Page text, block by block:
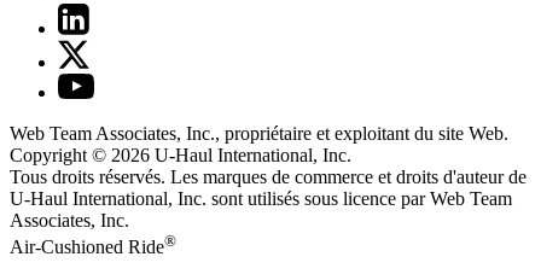
Web Team Associates, Inc., propriétaire et exploitant du site Web.
Copyright © 2026 U-Haul International, Inc.
Tous droits réservés. Les marques de commerce et droits d'auteur de
U-Haul International, Inc. sont utilisés sous licence par Web Team
Associates, Inc.
Air-Cushioned Ride®